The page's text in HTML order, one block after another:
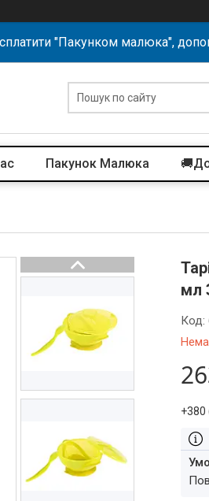
"Пакунком малюка",
Пакунок Малюка
мл
Код:
+380